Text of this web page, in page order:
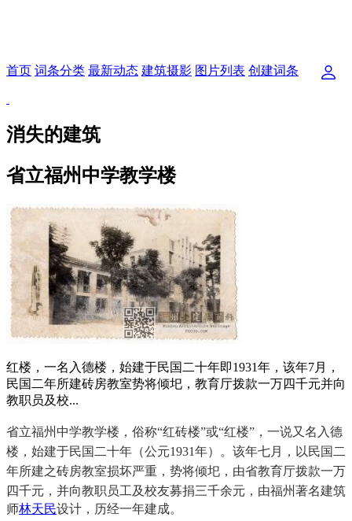
首页 词条分类 最新动态 建筑摄影 图片列表 创建词条
消失的建筑
省立福州中学教学楼
红楼，一名入德楼，始建于民国二十年即1931年，该年7月，
民国二年所建砖房教室势将倾圯，教育厅拨款一万四千元并向
教职员及校...
省立福州中学教学楼，俗称“红砖楼”或“红楼”，一说又名入德
楼，始建于民国二十年（公元1931年）。该年七月，以民国二
年所建之砖房教室损坏严重，势将倾圯，由省教育厅拨款一万
四千元，并向教职员工及校友募捐三千余元， 由福州著名建筑
师林天民设计，历经一年建成。